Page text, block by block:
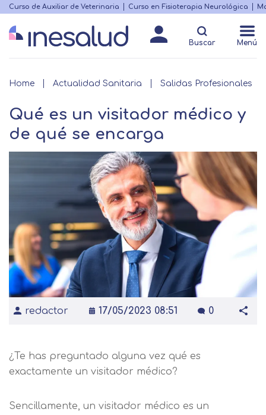
Skip
main
content
Menú
destacado
Curso de Auxiliar de Veterinaria Curso en Fisioterapia Neurológica
Buscar Menú
Breadcrumb
Home Actualidad Sanitaria Salidas Profesionales
Qué es un visitador médico y
de qué se encarga
redactor 17/05/2023 08:51 0
¿Te has preguntado alguna vez qué es
exactamente un visitador médico?
Sencillamente, un visitador médico es un
Matricularme